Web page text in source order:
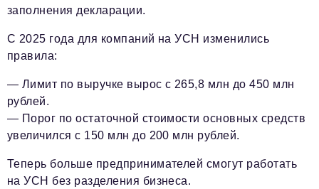
заполнения декларации.
С 2025 года для компаний на УСН изменились
правила:
— Лимит по выручке вырос с 265,8 млн до 450 млн
рублей.
— Порог по остаточной стоимости основных средств
увеличился с 150 млн до 200 млн рублей.
Теперь больше предпринимателей смогут работать
на УСН без разделения бизнеса.